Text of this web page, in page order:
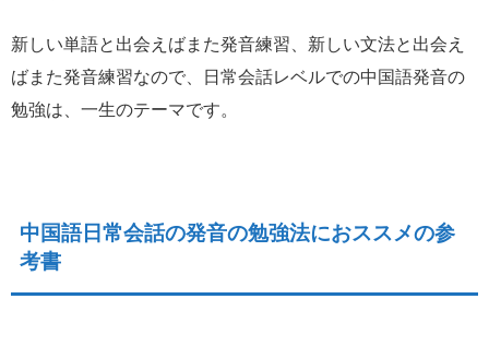
新しい単語と出会えばまた発音練習、新しい文法と出会え
ばまた発音練習なので、日常会話レベルでの中国語発音の
勉強は、一生のテーマです。
中国語日常会話の発音の勉強法におススメの参
考書